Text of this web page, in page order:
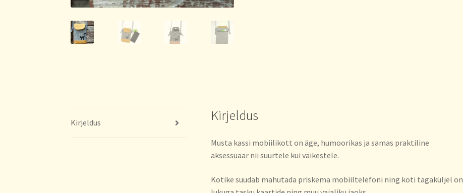
Kirjeldus Kirjeldus
Musta kassi mobiilikott on äge, humoorikas ja samas praktiline
aksessuaar nii suurtele kui väikestele.
Kotike suudab mahutada priskema mobiiltelefoni ning koti tagaküljel on